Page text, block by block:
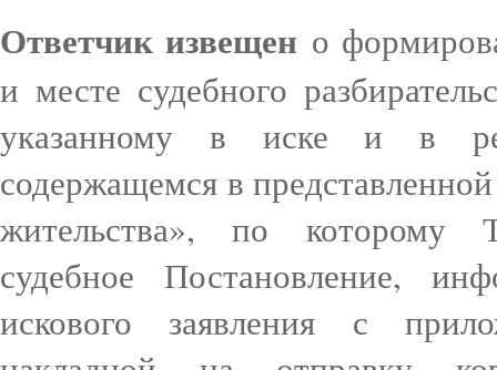
Ответчик извещен о
и месте судебного
указанному в иске и в
содержащемся в
жительства», по которому
судебное Постановление,
искового заявления с